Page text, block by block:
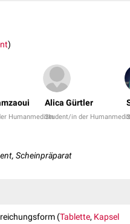
)
Humanmedizin
Alica Gürtler
Student/in der
Scheinpräparat
(Tablette, Kapsel